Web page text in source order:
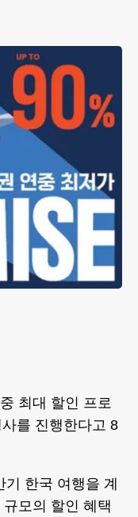
최대 할인 프로
사를 진행한다고 8
한국 여행을 계
모의 할인 혜택